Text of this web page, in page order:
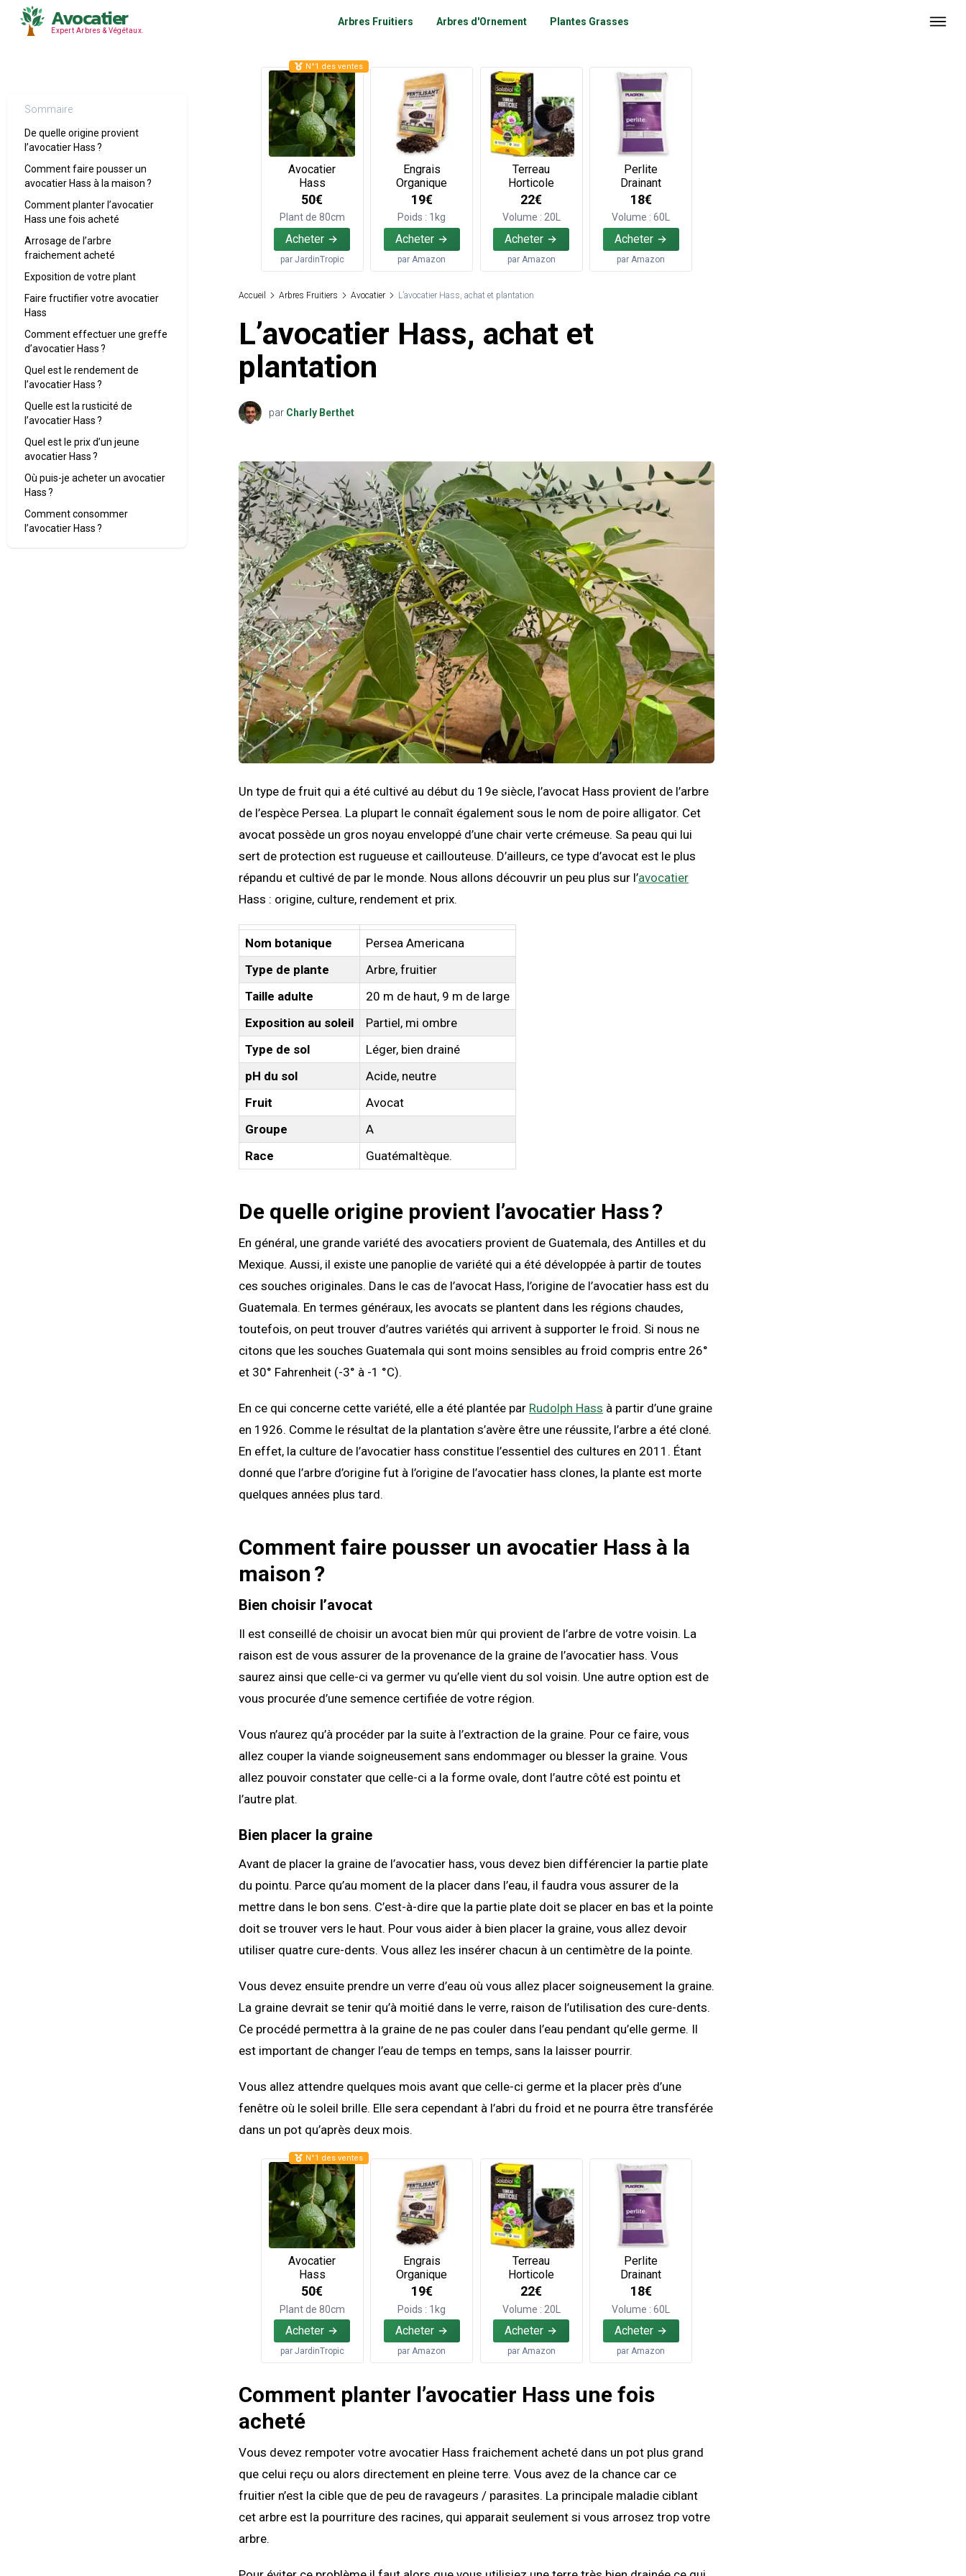
Avocatier
Expert Arbres & Végétaux.
Arbres Fruitiers Arbres d'Ornement Plantes Grasses
Sommaire
De quelle origine provient
l’avocatier Hass ?
Comment faire pousser un
avocatier Hass à la maison ?
Comment planter l’avocatier
Hass une fois acheté
Arrosage de l’arbre
fraichement acheté
Exposition de votre plant
Faire fructifier votre avocatier
Hass
Comment effectuer une greffe
d’avocatier Hass ?
Quel est le rendement de
l’avocatier Hass ?
Quelle est la rusticité de
l’avocatier Hass ?
Quel est le prix d’un jeune
avocatier Hass ?
Où puis-je acheter un avocatier
Hass ?
Comment consommer
l’avocatier Hass ?
Avocatier
Hass
50€
Plant de 80cm
Acheter
par JardinTropic
N°1 des ventes
Engrais
Organique
19€
Poids : 1kg
Acheter
par Amazon
Terreau
Horticole
22€
Volume : 20L
Acheter
par Amazon
Perlite
Drainant
18€
Volume : 60L
Acheter
par Amazon
Accueil Arbres Fruitiers Avocatier L’avocatier Hass, achat et plantation
L’avocatier Hass, achat et
plantation
par Charly Berthet
Un type de fruit qui a été cultivé au début du 19e siècle, l’avocat Hass provient de l’arbre
de l’espèce Persea. La plupart le connaît également sous le nom de poire alligator. Cet
avocat possède un gros noyau enveloppé d’une chair verte crémeuse. Sa peau qui lui
sert de protection est rugueuse et caillouteuse. D’ailleurs, ce type d’avocat est le plus
répandu et cultivé de par le monde. Nous allons découvrir un peu plus sur l’avocatier
Hass : origine, culture, rendement et prix.
Nom botanique
Persea Americana
Type de plante
Arbre, fruitier
Taille adulte
20 m de haut, 9 m de large
Exposition au soleil
Partiel, mi ombre
Type de sol
Léger, bien drainé
pH du sol
Acide, neutre
Fruit
Avocat
Groupe
A
Race
Guatémaltèque.
De quelle origine provient l’avocatier Hass ?
En général, une grande variété des avocatiers provient de Guatemala, des Antilles et du
Mexique. Aussi, il existe une panoplie de variété qui a été développée à partir de toutes
ces souches originales. Dans le cas de l’avocat Hass, l’origine de l’avocatier hass est du
Guatemala. En termes généraux, les avocats se plantent dans les régions chaudes,
toutefois, on peut trouver d’autres variétés qui arrivent à supporter le froid. Si nous ne
citons que les souches Guatemala qui sont moins sensibles au froid compris entre 26°
et 30° Fahrenheit (-3° à -1 °C).
En ce qui concerne cette variété, elle a été plantée par Rudolph Hass à partir d’une graine
en 1926. Comme le résultat de la plantation s’avère être une réussite, l’arbre a été cloné.
En effet, la culture de l’avocatier hass constitue l’essentiel des cultures en 2011. Étant
donné que l’arbre d’origine fut à l’origine de l’avocatier hass clones, la plante est morte
quelques années plus tard.
Comment faire pousser un avocatier Hass à la
maison ?
Bien choisir l’avocat
Il est conseillé de choisir un avocat bien mûr qui provient de l’arbre de votre voisin. La
raison est de vous assurer de la provenance de la graine de l’avocatier hass. Vous
saurez ainsi que celle-ci va germer vu qu’elle vient du sol voisin. Une autre option est de
vous procurée d’une semence certifiée de votre région.
Vous n’aurez qu’à procéder par la suite à l’extraction de la graine. Pour ce faire, vous
allez couper la viande soigneusement sans endommager ou blesser la graine. Vous
allez pouvoir constater que celle-ci a la forme ovale, dont l’autre côté est pointu et
l’autre plat.
Bien placer la graine
Avant de placer la graine de l’avocatier hass, vous devez bien différencier la partie plate
du pointu. Parce qu’au moment de la placer dans l’eau, il faudra vous assurer de la
mettre dans le bon sens. C’est-à-dire que la partie plate doit se placer en bas et la pointe
doit se trouver vers le haut. Pour vous aider à bien placer la graine, vous allez devoir
utiliser quatre cure-dents. Vous allez les insérer chacun à un centimètre de la pointe.
Vous devez ensuite prendre un verre d’eau où vous allez placer soigneusement la graine.
La graine devrait se tenir qu’à moitié dans le verre, raison de l’utilisation des cure-dents.
Ce procédé permettra à la graine de ne pas couler dans l’eau pendant qu’elle germe. Il
est important de changer l’eau de temps en temps, sans la laisser pourrir.
Vous allez attendre quelques mois avant que celle-ci germe et la placer près d’une
fenêtre où le soleil brille. Elle sera cependant à l’abri du froid et ne pourra être transférée
dans un pot qu’après deux mois.
Avocatier
Hass
50€
Plant de 80cm
Acheter
par JardinTropic
N°1 des ventes
Engrais
Organique
19€
Poids : 1kg
Acheter
parAmazon
Terreau
Horticole
22€
Volume : 20L
Acheter
par Amazon
Perlite
Drainant
18€
Volume : 60L
Acheter
parAmazon
Comment planter l’avocatier Hass une fois
acheté
Vous devez rempoter votre avocatier Hass fraichement acheté dans un pot plus grand
que celui reçu ou alors directement en pleine terre. Vous avez de la chance car ce
fruitier n’est la cible que de peu de ravageurs / parasites. La principale maladie ciblant
cet arbre est la pourriture des racines, qui apparait seulement si vous arrosez trop votre
arbre.